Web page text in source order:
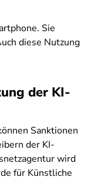
Sie
diese Nutzung
der KI-
Sanktionen
der KI-
wird
für Künstliche